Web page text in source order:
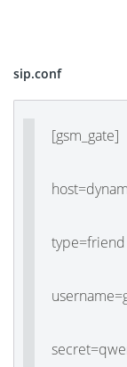
sip.conf
[gsm_gate]
type=friend